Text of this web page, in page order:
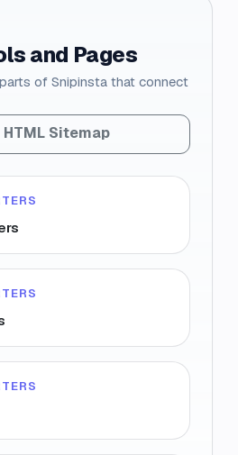
and Pages
of Snipinsta that connect
Sitemap